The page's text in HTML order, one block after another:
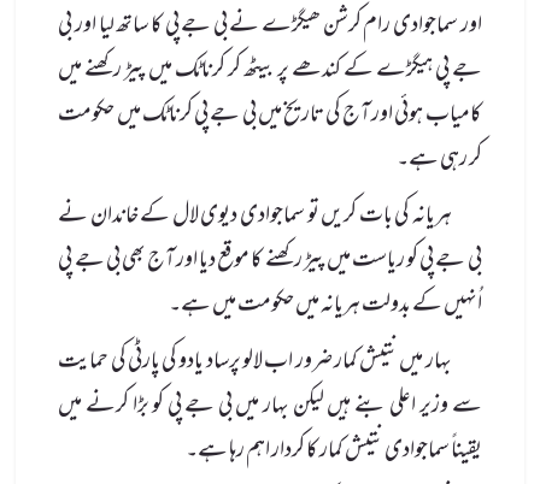
اور سماجوادی رام کرشن ھیگڑے نے بی جے پی کا ساتھ لیا اور بی
جے پی ہیگڑے کے کندھے پر بیٹھ کر کرناٹک میں پیڑ رکھنے میں
کامیاب ہوئی اور آج کی تاریخ میں بی جے پی کرناٹک میں حکومت
کر رہی ہے۔
ہریانہ کی بات کریں تو سماجوادی دیوی لال کے خاندان نے
بی جے پی کو ریاست میں پیڑ رکھنے کا موقع دیا اور آج بھی بی جے پی
اُنہیں کے بدولت ہریانہ میں حکومت میں ہے۔
بہار میں نتیش کمار ضرور اب لالو پرساد یادو کی پارٹی کی حمایت
سے وزیر اعلی بنے ہیں لیکن بہار میں بی جے پی کو بڑا کرنے میں
یقیناً سماجوادی نتیش کمار کا کردار اہم رہا ہے۔